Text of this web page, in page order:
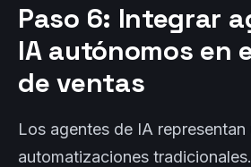
Paso 6: Integrar
IA autónomos en
de ventas
Los agentes de IA
automatizaciones